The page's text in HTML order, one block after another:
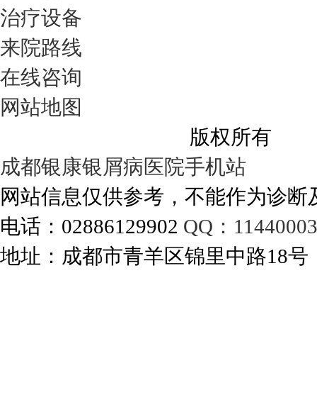
治疗设备
来院路线
在线咨询
网站地图
版权所有
成都银康银屑病医院手机站
网站信息仅供参考，不能作为诊
电话：02886129902 QQ：
地址：成都市青羊区锦里中路18